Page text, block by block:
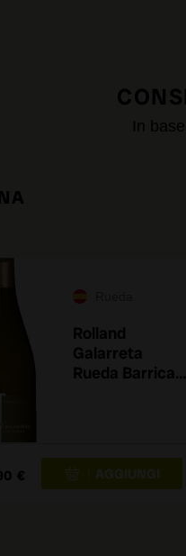
In
Rolland
Galarreta
Rueda Barrica
€